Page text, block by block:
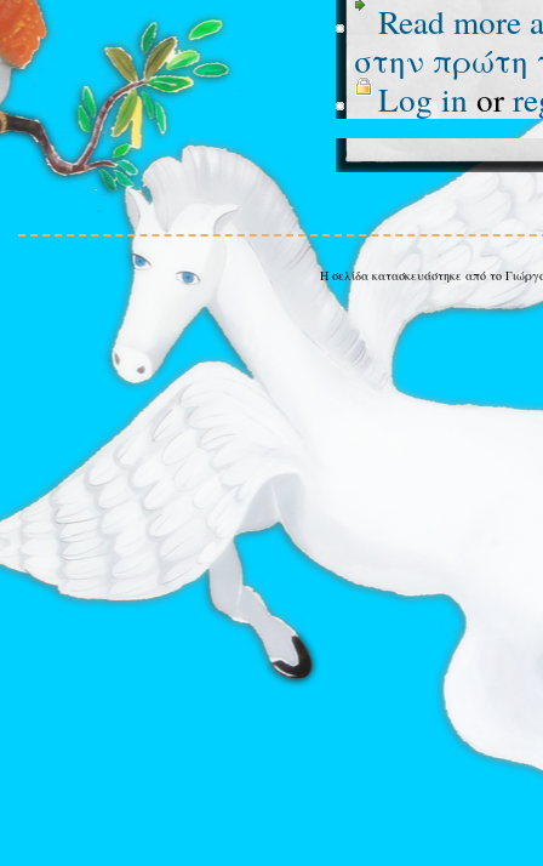
Read more
στην πρώτη
Log in or
Η σελίδα κατασκευάστηκε από το